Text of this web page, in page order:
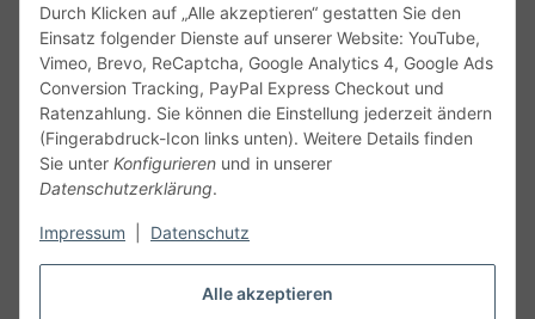
Alle akzeptieren
Durch Klicken auf „Alle akzeptieren“ gestatten Sie den
Einsatz folgender Dienste auf unserer Website: YouTube,
Vimeo, Brevo, ReCaptcha, Google Analytics 4, Google Ads
Conversion Tracking, PayPal Express Checkout und
Ratenzahlung. Sie können die Einstellung jederzeit ändern
(Fingerabdruck-Icon links unten). Weitere Details finden
Sie unter Konfigurieren und in unserer
Datenschutzerklärung.
Impressum Datenschutz
Service
Gesetzliche Informationen
Alle technischen Angaben ohne Gewähr. Irrtümer und fehlerhafte
Angaben vorbehalten. Wenn Sie Datenblätter oder spezielle
unseren Kundenservice. Abbildungen der Artikel können